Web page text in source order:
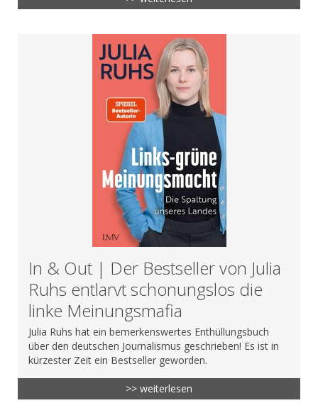
In & Out | Der Bestseller von Julia
Ruhs entlarvt schonungslos die
linke Meinungsmafia
Julia Ruhs hat ein bemerkenswertes Enthüllungsbuch
über den deutschen Journalismus geschrieben! Es ist in
kürzester Zeit ein Bestseller geworden.
>> weiterlesen